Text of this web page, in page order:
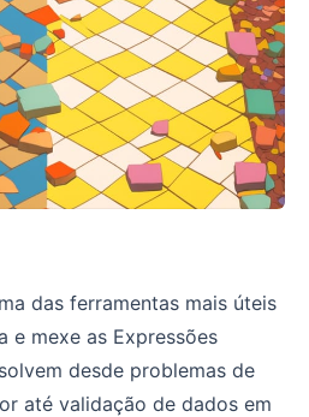
Regulares
das ferramentas mais úteis
e mexe as Expressões
desde problemas de
até validação de dados em